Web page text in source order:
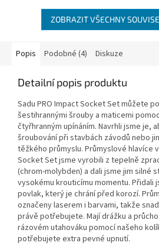
ZOBRAZIT VŠECHNY
Popis Podobné (4) Diskuze
Detailní popis produktu
Sadu PRO Impact Socket Set můžete
šestihrannými šrouby a maticemi
čtyřhranným upínáním. Navrhli jsme je,
šroubování při stavbách závodů nebo
těžkého průmyslu. Průmyslové hlavíce
Socket Set jsme vyrobili z tepelně
(chrom-molybden) a dali jsme jim silné
vysokému krouticímu momentu. Přidali
povlak, který je chrání před korozí.
označeny laserem i barvami, takže
právě potřebujete. Mají drážku a
rázovém utahováku pomocí našeho
potřebujete extra pevné upnutí.